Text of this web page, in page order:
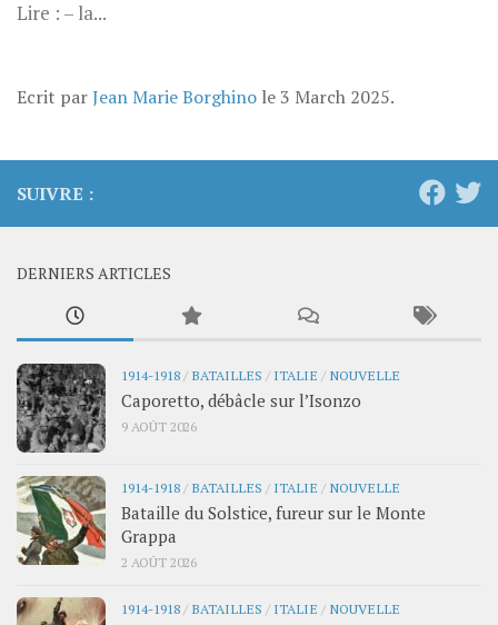
Lire : – la...
Ecrit parJean Marie Borghino le3 March 2025.
SUIVRE :
DERNIERS ARTICLES
1914-1918 / BATAILLES / ITALIE / NOUVELLE
Caporetto, débâcle sur l’Isonzo
9 AOÛT 2026
1914-1918 / BATAILLES / ITALIE / NOUVELLE
Bataille du Solstice, fureur sur le Monte
Grappa
2 AOÛT 2026
1914-1918 / BATAILLES / ITALIE / NOUVELLE